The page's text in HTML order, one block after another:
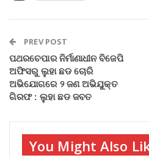
PREV POST
ପଥରଚେପାର ନିର୍ମାଣାଧୀନ ବିଜେପି
ଅଫିସରୁ ଲୁହା ଛଡ ଚୋରି
ଅଭିଯୋଗରେ ୨ ଜଣ ଅଭିଯୁକ୍ତ
ଗିରଫ : ଲୁହା ଛଡ ଜବତ
You Might Also